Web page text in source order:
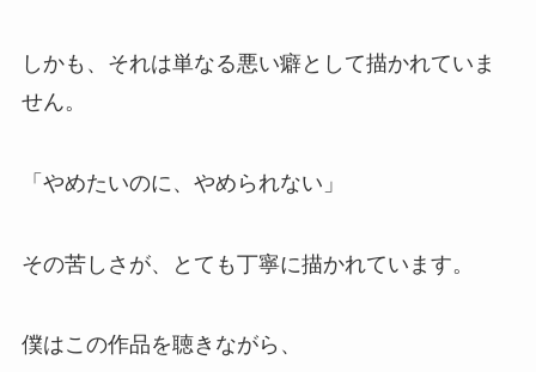
しかも、それは単なる悪い癖として描かれていま
せん。
「やめたいのに、やめられない」
その苦しさが、とても丁寧に描かれています。
僕はこの作品を聴きながら、